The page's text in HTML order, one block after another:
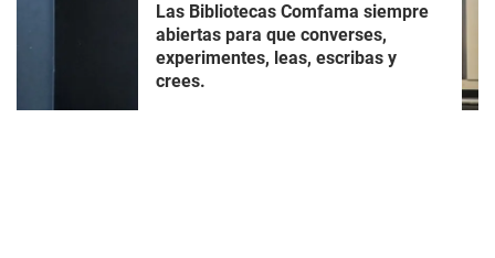
Las Bibliotecas Comfama siempre
abiertas para que converses,
experimentes, leas, escribas y
crees.